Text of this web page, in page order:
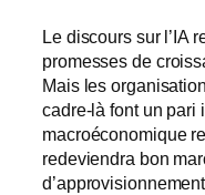
Le discours sur l’IA
promesses de
Mais les
cadre-là font un pari
macroéconomique
redeviendra bon